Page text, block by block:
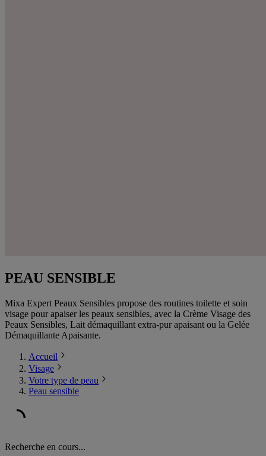
PEAU SENSIBLE
Mixa Expert Peaux Sensibles propose des routines toilette et soin
visage pour apaiser les peaux sensibles, avec la Crème Visage des
Peaux Sensibles, Lait démaquillant extra-pur apaisant ou la Gelée
Démaquillante Apaisante.
Accueil
Visage
Votre type de peau
Peau sensible
Recherche en cours...